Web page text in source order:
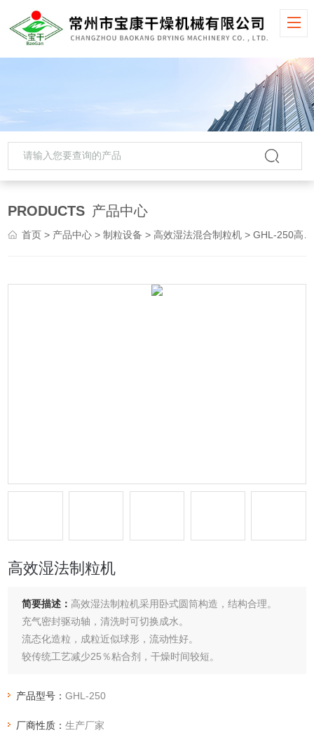
PRODUCTS 产品中心
首页 > 产品中心 >制粒设备 >高效湿法混合制粒机 > GHL-250高效湿法制粒机
高效湿法制粒机
简要描述： 高效湿法制粒机采用卧式圆筒构造，结构合理。
充气密封驱动轴，清洗时可切换成水。
流态化造粒，成粒近似球形，流动性好。
较传统工艺减少25％粘合剂，干燥时间较短。
倍。
GMP规格。
产品型号：GHL-250
厂商性质：生产厂家